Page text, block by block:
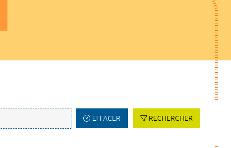
EFFACER RECHERCHER